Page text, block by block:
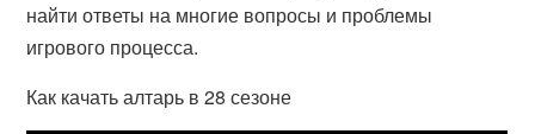
найти ответы на многие вопросы и проблемы
игрового процесса.
Как качать алтарь в 28 сезоне